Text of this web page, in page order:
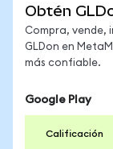
Obtén
Compra, vende,
GLDon en
más confiable.
Google Play
Calificación